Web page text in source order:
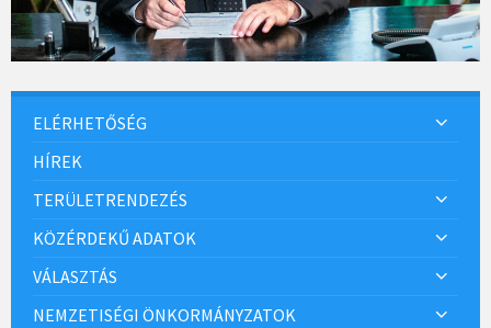
ELÉRHETŐSÉG
HÍREK
TERÜLETRENDEZÉS
KÖZÉRDEKŰ ADATOK
VÁLASZTÁS
NEMZETISÉGI ÖNKORMÁNYZATOK